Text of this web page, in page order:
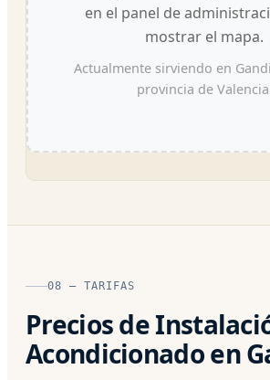
en el panel de
mostrar el mapa.
Actualmente sirviendo en
provincia de
08 — TARIFAS
Precios de
Acondicionado en